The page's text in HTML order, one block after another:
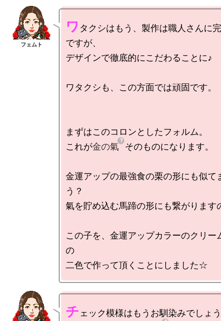
ワ タクシはもう、製作は職人さんに
ですが、
デザインで徹底的にこだわることに♪
ワタクシも、この方面では頑固です。
まずはこのコロンとしたフォルム。
これが金の氣 そのものになります。
金運アップの最強食の栗の形にも似て
う？
氣を貯め込む馬蹄の形にも繋がります
この子を、金運アップカラーのクリー
の
チ ェック模様はもうお馴染みでしょ